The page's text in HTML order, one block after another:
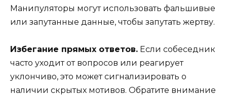
Манипуляторы могут использовать фальшивые
или запутанные данные, чтобы запутать жертву.
Избегание прямых ответов. Если собеседник
часто уходит от вопросов или реагирует
уклончиво, это может сигнализировать о
наличии скрытых мотивов. Обратите внимание